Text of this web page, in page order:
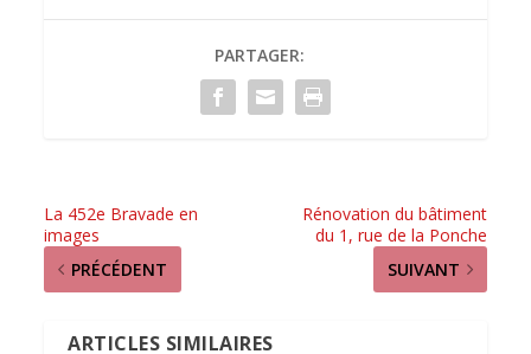
PARTAGER:
La 452e Bravade en
images
PRÉCÉDENT
Rénovation du bâtiment
du 1, rue de la Ponche
SUIVANT
ARTICLES SIMILAIRES